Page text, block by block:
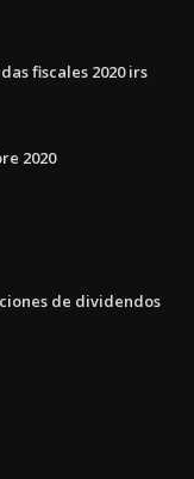
fiscales 2020 irs
2020
de dividendos